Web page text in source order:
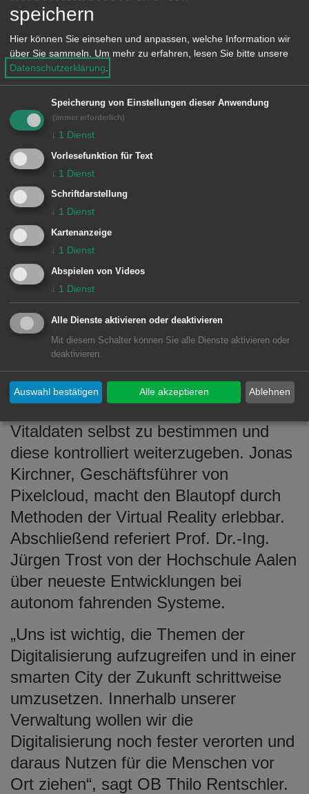
Werkstattbericht des
Innovationsnetzwerks Living Lab
Ludwigsburg ab. Sie zeigt
beispielsweise auf, welche
Begegnungsformate sich unter
Einbeziehung unterschiedlicher Akteure
bewährt haben. Zoltan Demeter,
Geschäftsführender Gesellschafter des
Aalener Start-ups Syfit GmbH,
beschreibt, wie Unternehmen und
Kommunen mit heutigen Technologien
Schritt für Schritt sinnvoll in die
Digitalisierung starten können.
Im zweiten Teil der Veranstaltung stellt
Prof. Hendrik Speck, Geschäftsführer
der RAM GmbH und Reinhard-von-
Koenig-Förderpreisträger (2018), eine
Gesundheits-App vor. Sie gibt dem
Vitaldaten selbst zu bestimmen und
diese kontrolliert weiterzugeben. Jonas
Kirchner, Geschäftsführer von
Pixelcloud, macht den Blautopf durch
Methoden der Virtual Reality erlebbar.
Abschließend referiert Prof. Dr.-Ing.
Jürgen Trost von der Hochschule Aalen
über neueste Entwicklungen bei
autonom fahrenden Systeme.
„Uns ist wichtig, die Themen der
Digitalisierung aufzugreifen und in einer
smarten City der Zukunft schrittweise
umzusetzen. Innerhalb unserer
Verwaltung wollen wir die
Digitalisierung noch fester verorten und
daraus Nutzen für die Menschen vor
Ort ziehen“, sagt OB Thilo Rentschler.
speichern
Hier können Sie einsehen und anpassen, welche Information wir
über Sie sammeln.
Um mehr zu erfahren, lesen Sie bitte unsere
Datenschutzerklärung
Speicherung von Einstellungen dieser Anwendung
(immer erforderlich)
↓ 1 Dienst
Vorlesefunktion für Text
↓ 1 Dienst
Schriftdarstellung
↓ 1 Dienst
Kartenanzeige
↓ 1 Dienst
Abspielen von Videos
↓ 1 Dienst
Alle Dienste aktivieren oder deaktivieren
Mit diesem Schalter können Sie alle Dienste aktivieren oder
deaktivieren.
Ablehnen
Auswahl bestätigen Alle akzeptieren